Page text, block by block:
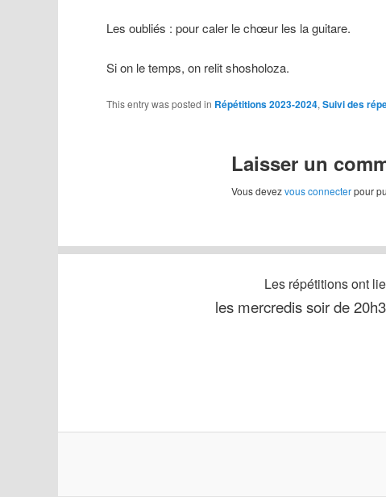
Les oubliés : pour caler le chœur les la guitare.
Si on le temps, on relit shosholoza.
This entry was posted in Répétitions 2023-2024, Suivi des
Laisser un
Vous devezvous connecterpour
Les répétitions ont
les mercredis soir de